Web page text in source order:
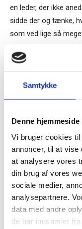
Samtykke
Denne
Vi bruger cookies
annoncer, til at vise
at analysere vores
din brug af vores
sociale medier,
analysepartnere.
data med andre
de har indsamlet
en leder, der ikke
sidde der og tænke,
som ved lige så
Sæt klare mål –
”Da jeg gik med
kone mig tre år til at
noget mindre og
pengene på
drivkraft. Jeg har
at man kan kigge
gør man sig selv en
rumme mere som
at vi havde et nyt
med digitalisering.
– og
“Succes